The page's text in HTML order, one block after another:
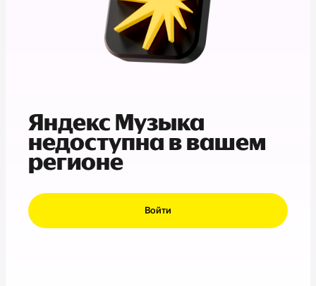
Яндекс Музыка
недоступна в вашем
регионе
Войти